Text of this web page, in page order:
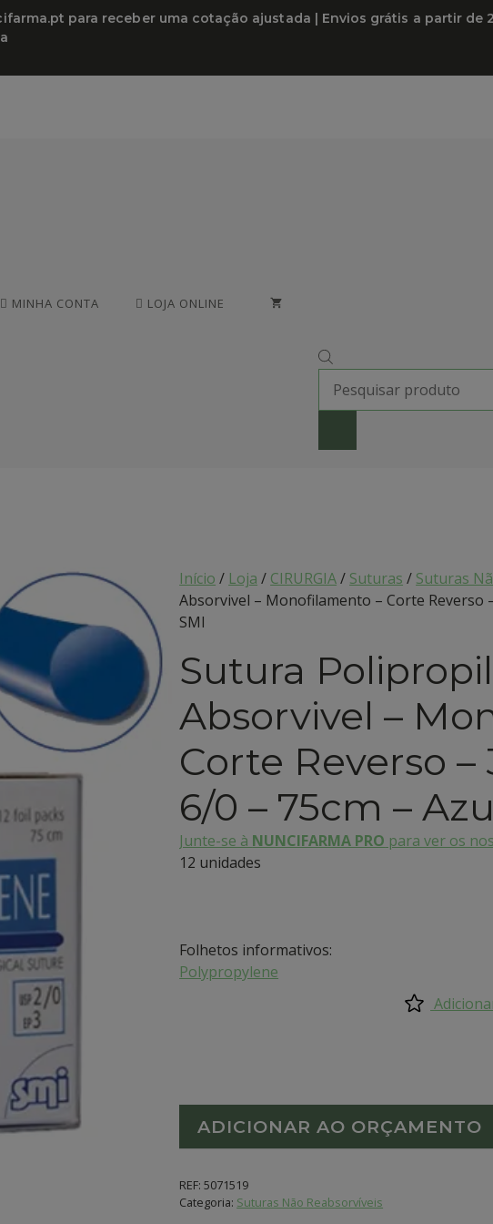
para receber uma cotação ajustada | Envios grátis a partir de
MINHA CONTA LOJA ONLINE
SEARCH
Início / Loja / CIRURGIA/ Suturas / Suturas
Absorvivel – Monofilamento – Corte Reverso
SMI
Sutura
Absorvivel –
Corte Reverso –
6/0 – 75cm –
Junte-se à NUNCIFARMA PRO para ver os
12 unidades
Folhetos informativos:
Polypropylene
ADICIONAR AO ORÇAMENTO
REF:5071519
Categoria: Suturas Não Reabsorvíveis